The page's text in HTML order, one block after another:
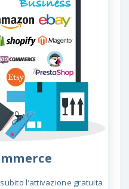
l’attivazione gratuita